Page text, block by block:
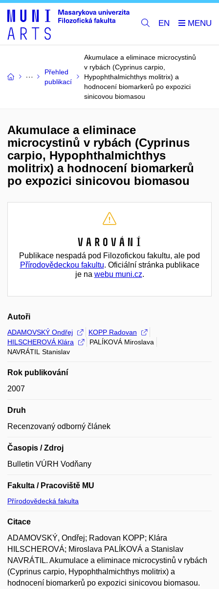
EN
Přehled
publikací
Akumulace a eliminace microcystinů
v rybách (Cyprinus carpio,
Hypophthalmichthys molitrix) a
hodnocení biomarkerů po expozici
sinicovou biomasou
Akumulace a eliminace
microcystinů v rybách (Cyprinus
carpio, Hypophthalmichthys
molitrix) a hodnocení biomarkerů
po expozici sinicovou biomasou
Varování
Publikace nespadá pod Filozofickou fakultu, ale pod
Přírodovědeckou fakultu. Oficiální stránka publikace
je na webu muni.cz.
Autoři
ADAMOVSKÝ Ondřej
KOPP Radovan
HILSCHEROVÁ Klára
PALÍKOVÁ Miroslava
NAVRÁTIL Stanislav
Rok publikování
2007
Druh
Recenzovaný odborný článek
Časopis / Zdroj
Bulletin VÚRH Vodňany
Fakulta / Pracoviště MU
Přírodovědecká fakulta
Citace
ADAMOVSKÝ, Ondřej; Radovan KOPP; Klára
HILSCHEROVÁ; Miroslava PALÍKOVÁ a Stanislav
NAVRÁTIL. Akumulace a eliminace microcystinů v rybách
(Cyprinus carpio, Hypophthalmichthys molitrix) a
hodnocení biomarkerů po expozici sinicovou biomasou.